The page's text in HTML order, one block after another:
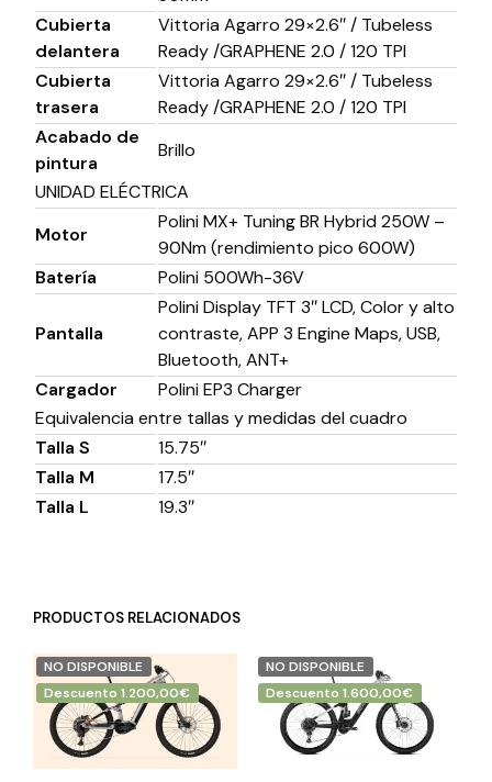
Cubierta
delantera
Vittoria Agarro 29×2.6″ / Tubeless
Ready /GRAPHENE 2.0 / 120 TPI
Cubierta
trasera
Vittoria Agarro 29×2.6″ / Tubeless
Ready /GRAPHENE 2.0 / 120 TPI
Acabado de
pintura
Brillo
UNIDAD ELÉCTRICA
Motor
Polini MX+ Tuning BR Hybrid 250W –
90Nm (rendimiento pico 600W)
Batería
Polini 500Wh-36V
Pantalla
Polini Display TFT 3″ LCD, Color y alto
contraste, APP 3 Engine Maps, USB,
Bluetooth, ANT+
Cargador
Polini EP3 Charger
Equivalencia entre tallas y medidas del cuadro
Talla S
15.75″
Talla M
17.5″
Talla L
19.3″
PRODUCTOS RELACIONADOS
NO DISPONIBLE
Descuento 1.200,00€
NO DISPONIBLE
Descuento 1.600,00€